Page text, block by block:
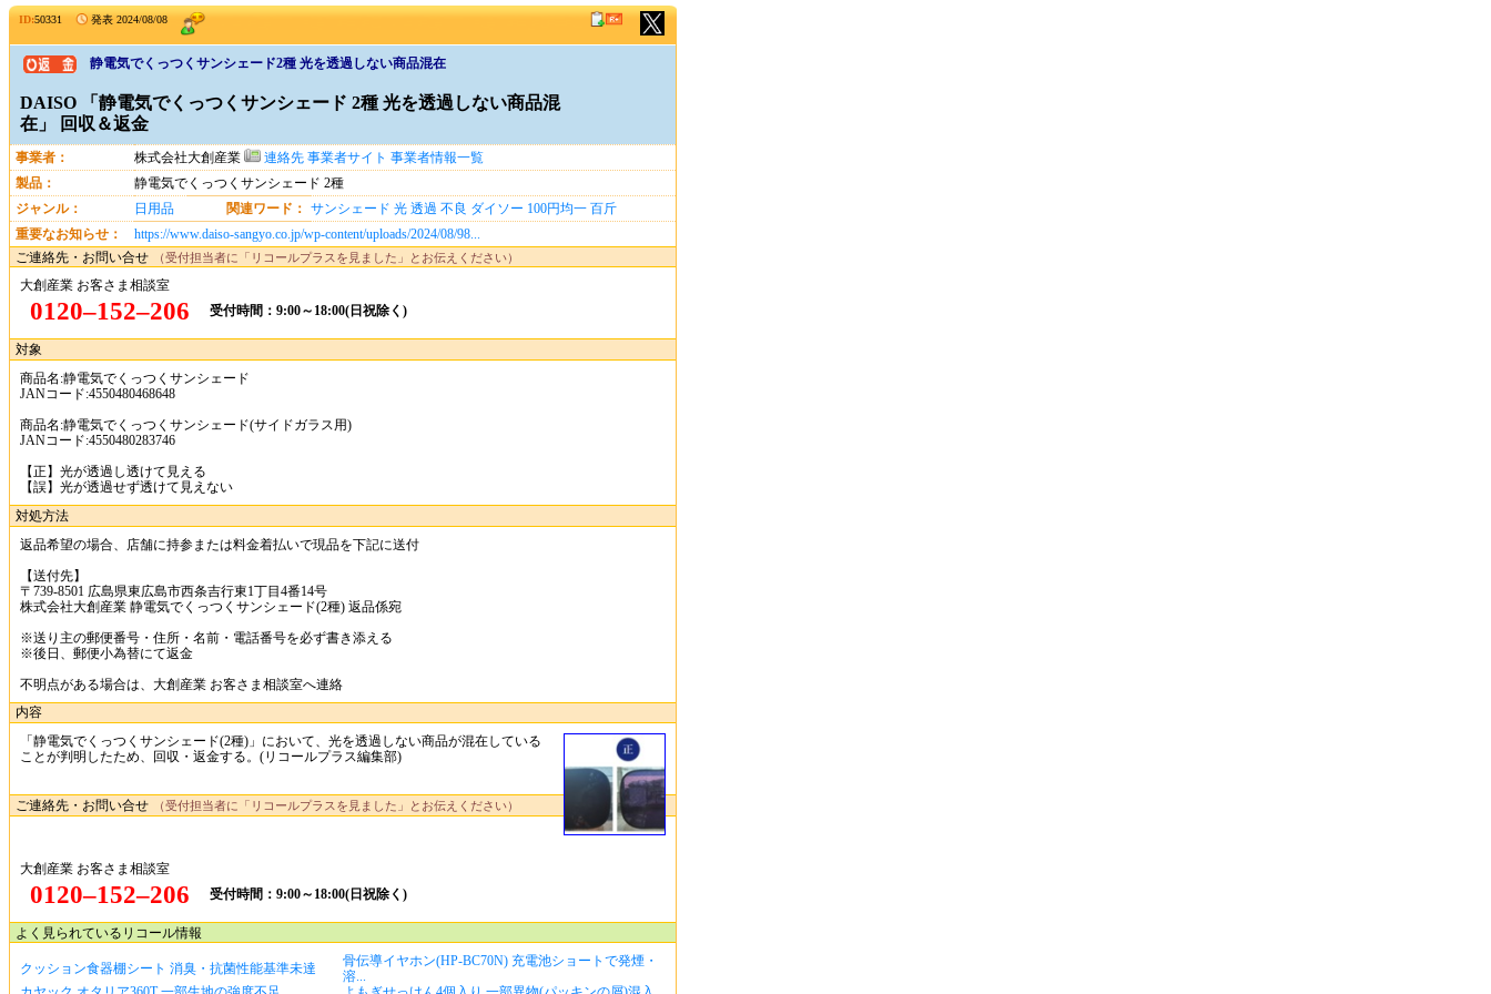
ID:50331 発表 2024/08/08
静電気でくっつくサンシェード2種 光を透過しない商品混在
DAISO 「静電気でくっつくサンシェード 2種 光を透過しない商品混
在」 回収＆返金
事業者： 株式会社大創産業 連絡先 事業者サイト 事業者情報一覧
製品：
静電気でくっつくサンシェード 2種
ジャンル：
日用品 関連ワード： サンシェード 光 透過
重要なお知らせ：
https://www.daiso-sangyo.co.jp/wp-content/uploads/2024/08/98...
ご連絡先・お問い合せ
大創産業 お客さま相談室
0120‒152‒206
対象
商品名:静電気でくっつくサンシェード
JANコード:4550480468648
商品名:静電気でくっつくサンシェード(サイドガラス用)
JANコード:4550480283746
【正】光が透過し透けて見える
【誤】光が透過せず透けて見えない
対処方法
返品希望の場合、店舗に持参または料金着払いで現品を下記に送付
【送付先】
〒739-8501 広島県東広島市西条吉行東1丁目4番14号
※送り主の郵便番号・住所・名前・電話番号を必ず書き添える
※後日、郵便小為替にて返金
不明点がある場合は、大創産業 お客さま相談室へ連絡
内容
「静電気でくっつくサンシェード(2種)」において、光を透過しない商品が混在している
ご連絡先・お問い合せ （受付担当者に「リコールプラスを見ました」とお伝えください）
大創産業 お客さま相談室